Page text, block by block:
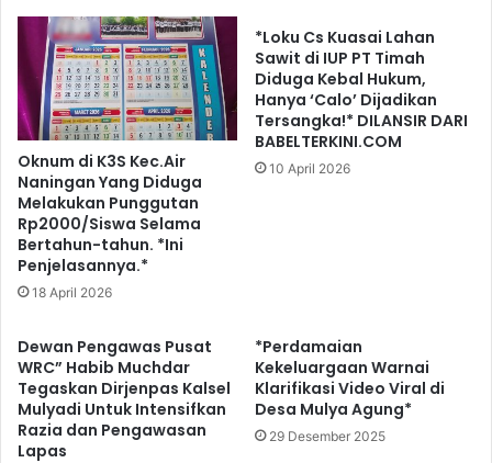
Oknum di K3S Kec.Air
Naningan Yang Diduga
Melakukan Punggutan
Rp2000/Siswa Selama
Bertahun-tahun. *Ini
Penjelasannya.*
18 April 2026
*Loku Cs Kuasai Lahan
Sawit di IUP PT Timah
Diduga Kebal Hukum,
Hanya ‘Calo’ Dijadikan
Tersangka!* DILANSIR DARI
BABELTERKINI.COM
10 April 2026
Dewan Pengawas Pusat
WRC” Habib Muchdar
Tegaskan Dirjenpas Kalsel
Mulyadi Untuk Intensifkan
Razia dan Pengawasan
Lapas
*Perdamaian
Kekeluargaan Warnai
Klarifikasi Video Viral di
Desa Mulya Agung*
29 Desember 2025